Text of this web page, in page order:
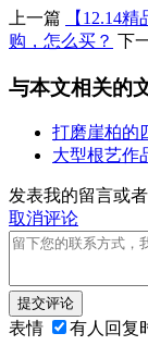
上一篇 【12.14
购，怎么买？ 下
与本文相关的
打磨崖柏的
大型根艺作
发表我的留言或
取消评论
提交评论
表情 有人回复